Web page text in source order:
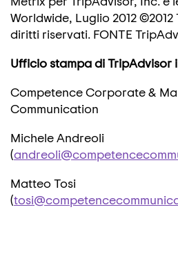
Worldwide, Luglio 2012
diritti riservati. FONTE
Ufficio stampa di TripAdvisor
Competence Corporate &
Communication
Michele Andreoli
(
Matteo Tosi
(